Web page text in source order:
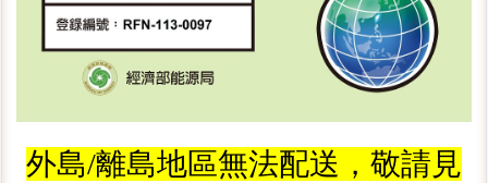
外島/離島地區無法配送，敬請見